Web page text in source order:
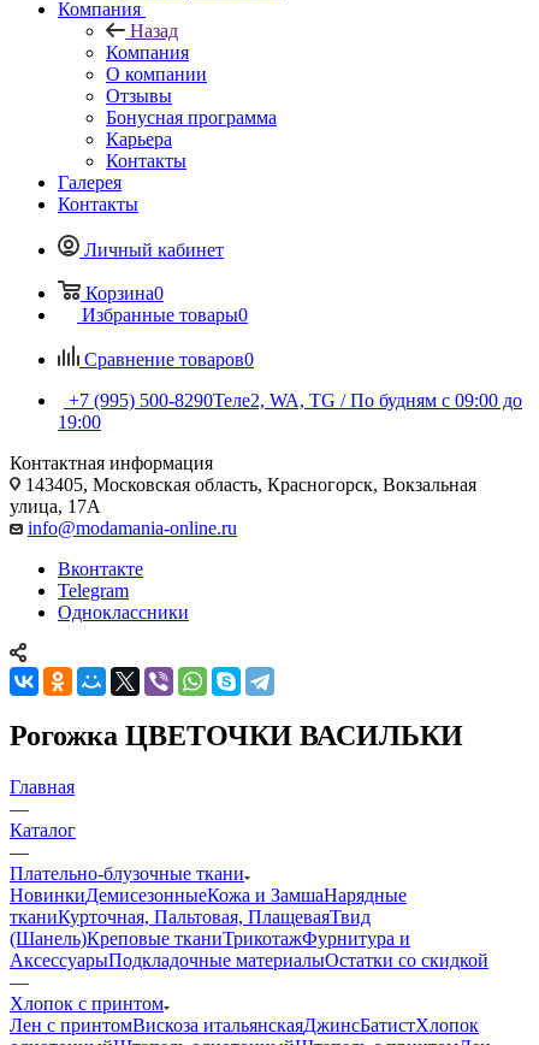
Компания
Назад
Компания
О компании
Отзывы
Бонусная программа
Карьера
Контакты
Галерея
Контакты
Личный кабинет
Корзина0
Избранные товары0
Сравнение товаров0
+7 (995) 500-8290Теле2, WA, TG / По будням c 09:00 до
19:00
Контактная информация
143405, Московская область, Красногорск, Вокзальная
улица, 17А
info@modamania-online.ru
Вконтакте
Telegram
Одноклассники
Рогожка ЦВЕТОЧКИ ВАСИЛЬКИ
Главная
—
Каталог
—
Плательно-блузочные ткани
НовинкиДемисезонныеКожа и ЗамшаНарядные
тканиКурточная, Пальтовая, ПлащеваяТвид
(Шанель)Креповые тканиТрикотажФурнитура и
АксессуарыПодкладочные материалыОстатки со скидкой
—
Хлопок с принтом
Лен с принтомВискоза итальянскаяДжинсБатистХлопок